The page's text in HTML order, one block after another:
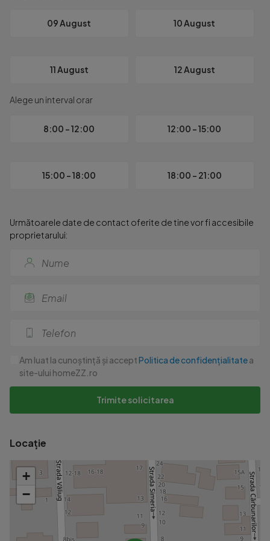
-Mark Twain International School
09 August 10 August
11 August 12 August
Alege un interval orar
8:00 - 12:00 12:00 - 15:00
15:00 - 18:00 18:00 - 21:00
Următoarele date de contact oferite de tine vor fi accesibile
proprietarului:
Am luat la cunoștință și acceptPolitica de confidențialitatea
site-ului homeZZ.ro
Trimite solicitarea
Locație
+
−